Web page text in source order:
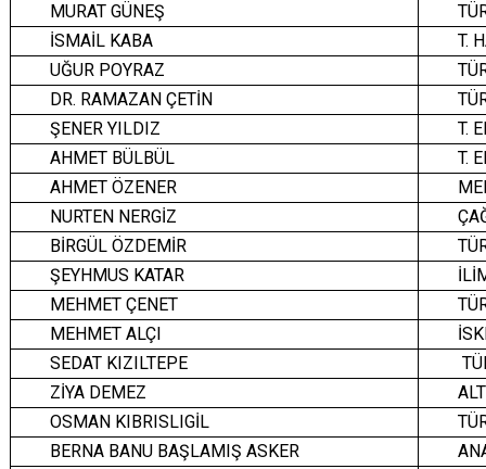
MURAT GÜNEŞ
İSMAİL KABA
T.
UĞUR POYRAZ
DR. RAMAZAN ÇETİN
ŞENER YILDIZ
T.
AHMET BÜLBÜL
T.
AHMET ÖZENER
NURTEN NERGİZ
BİRGÜL ÖZDEMİR
ŞEYHMUS KATAR
MEHMET ÇENET
MEHMET ALÇI
SEDAT KIZILTEPE
ZİYA DEMEZ
OSMAN KIBRISLIGİL
BERNA BANU BAŞLAMIŞ ASKER